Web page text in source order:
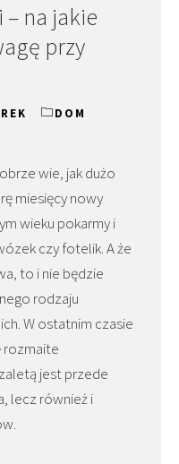
na jakie
przy
DOM
wie, jak dużo
miesięcy nowy
wieku pokarmy i
czy fotelik. A że
to i nie będzie
rodzaju
W ostatnim czasie
rozmaite
jest przede
lecz również i